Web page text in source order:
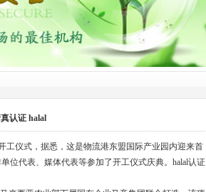
认证 halal
工仪式，据悉，这是物流港东盟国际产业园内迎来首
位代表、媒体代表等参加了开工仪式庆典。halal认证